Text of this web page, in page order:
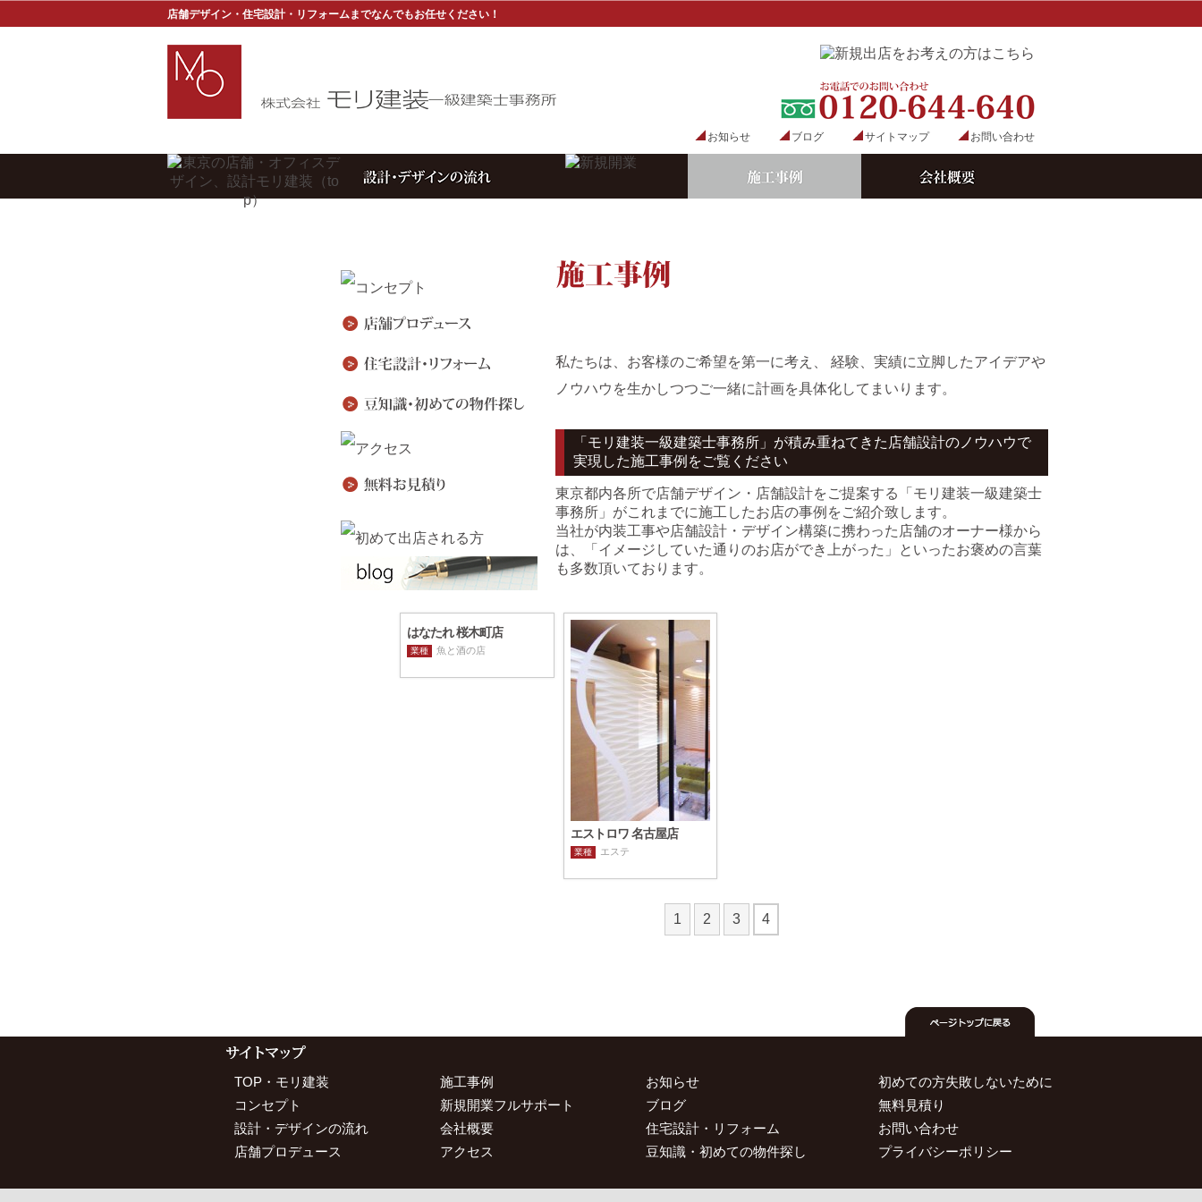
店舗デザイン・住宅設計・リフォームまでなんでもお任せください！
お知らせ ブログ サイトマップ お問い合わせ
私たちは、お客様のご希望を第一に考え、 経験、実績に立脚したアイデアや
ノウハウを生かしつつご一緒に計画を具体化してまいります。
「モリ建装一級建築士事務所」が積み重ねてきた店舗設計のノウハウで
実現した施工事例をご覧ください
東京都内各所で店舗デザイン・店舗設計をご提案する「モリ建装一級建築士
事務所」がこれまでに施工したお店の事例をご紹介致します。
当社が内装工事や店舗設計・デザイン構築に携わった店舗のオーナー様から
は、「イメージしていた通りのお店ができ上がった」といったお褒めの言葉
も多数頂いております。
はなたれ 桜木町店
業種 魚と酒の店
エストロワ 名古屋店
業種 エステ
1 2 3 4
TOP・モリ建装
コンセプト
設計・デザインの流れ
店舗プロデュース
施工事例
新規開業フルサポート
会社概要
アクセス
お知らせ
ブログ
住宅設計・リフォーム
豆知識・初めての物件探し
初めての方失敗しないために
無料見積り
お問い合わせ
プライバシーポリシー